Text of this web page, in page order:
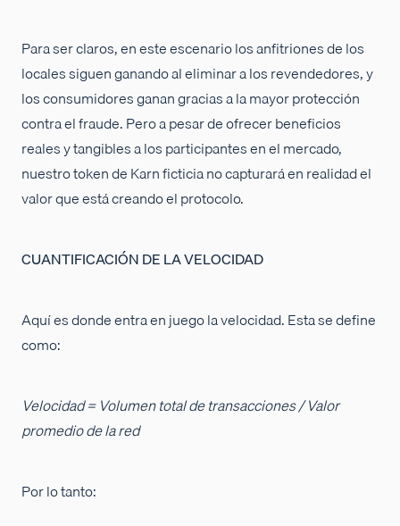
Para ser claros, en este escenario los anfitriones de los
locales siguen ganando al eliminar a los revendedores, y
los consumidores ganan gracias a la mayor protección
contra el fraude. Pero a pesar de ofrecer beneficios
reales y tangibles a los participantes en el mercado,
nuestro token de Karn ficticia no capturará en realidad el
valor que está creando el protocolo.
CUANTIFICACIÓN DE LA VELOCIDAD
Aquí es donde entra en juego la velocidad. Esta se define
como:
Velocidad = Volumen total de transacciones / Valor
promedio de la red
Por lo tanto: